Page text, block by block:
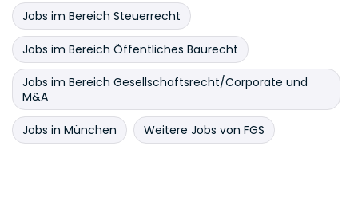
Jobs im Bereich Steuerrecht
Jobs im Bereich Öffentliches Baurecht
Jobs im Bereich Gesellschaftsrecht/Corporate und
M&A
Jobs in München Weitere Jobs von FGS